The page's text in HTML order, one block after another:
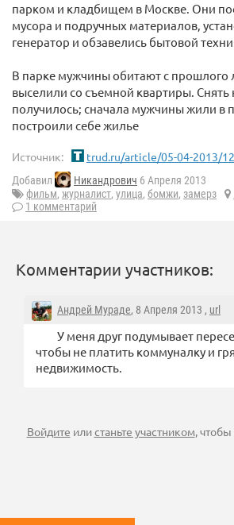
парком и кладбищем в Москве. Они
мусора и подручных материалов,
генератор и обзавелись бытовой
В парке мужчины обитают с прошлого
выселили со съемной квартиры. Снять
получилось; сначала мужчины жили в
построили себе жилье
Источник: trud.ru/article/05-04-2013/
Добавил Никандрович 6 Апреля 2013
фильм, журналист, улица, бомжи, замерз
1 комментарий
Комментарии участников:
Андрей Мураде, 8 Апреля 2013 , url
У меня друг подумывает
чтобы не платить коммуналку и
недвижимость.
Войдите илистаньте участником,